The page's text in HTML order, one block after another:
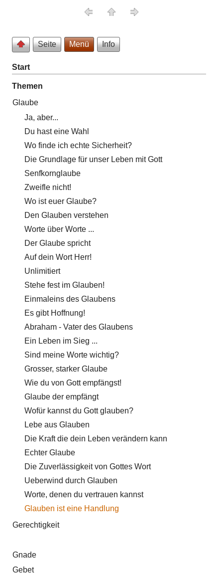
Seite Menü Info
Start
Themen
Glaube
Ja, aber...
Du hast eine Wahl
Wo finde ich echte Sicherheit?
Die Grundlage für unser Leben mit Gott
Senfkornglaube
Zweifle nicht!
Wo ist euer Glaube?
Den Glauben verstehen
Worte über Worte ...
Der Glaube spricht
Auf dein Wort Herr!
Unlimitiert
Stehe fest im Glauben!
Einmaleins des Glaubens
Es gibt Hoffnung!
Abraham - Vater des Glaubens
Ein Leben im Sieg ...
Sind meine Worte wichtig?
Grosser, starker Glaube
Wie du von Gott empfängst!
Glaube der empfängt
Wofür kannst du Gott glauben?
Lebe aus Glauben
Die Kraft die dein Leben verändern kann
Echter Glaube
Die Zuverlässigkeit von Gottes Wort
Ueberwind durch Glauben
Worte, denen du vertrauen kannst
Glauben ist eine Handlung
Gerechtigkeit
Gnade
Gebet